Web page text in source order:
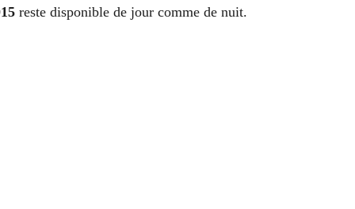
reste disponible de jour comme de nuit.